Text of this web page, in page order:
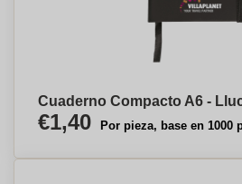
Cuaderno Compacto A6 -
€1,40 Por pieza, base en 1000